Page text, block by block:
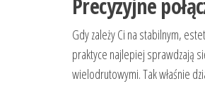
Precyzyjne
Gdy zależy Ci na stabilnym,
praktyce najlepiej sprawdzają
wielodrutowymi. Tak właśnie